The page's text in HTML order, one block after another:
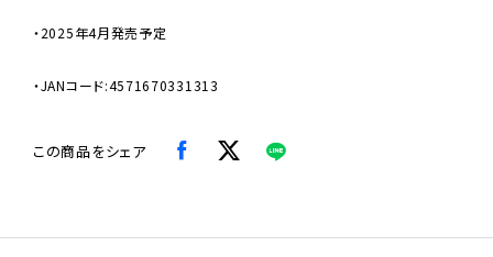
・2025年4月発売予定
・JANコード:4571670331313
この商品をシェア